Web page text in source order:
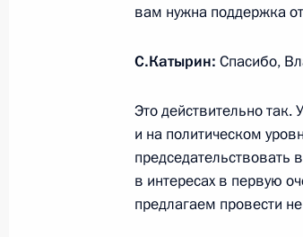
12 декабря 2014 года, 16:20
Посещение
11 декабря 2014 года, 15:40
вам нужна поддержка
С.Катырин: Спасибо,
Это действительно
и на политическом
председательствовать
в интересах в первую
предлагаем провести